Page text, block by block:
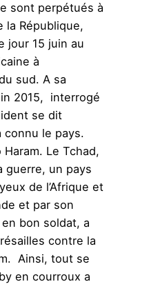
sont perpétués à
la République,
jour 15 juin au
à
sud. A sa
2015, interrogé
se dit
connu le pays.
Le Tchad,
guerre, un pays
de l’Afrique et
et par son
en bon soldat, a
contre la
Ainsi, tout se
en courroux a